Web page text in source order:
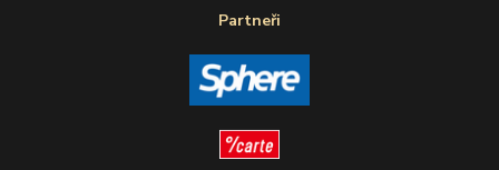
Partneři